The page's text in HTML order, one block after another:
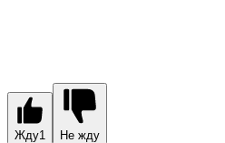
Жду1 Не жду